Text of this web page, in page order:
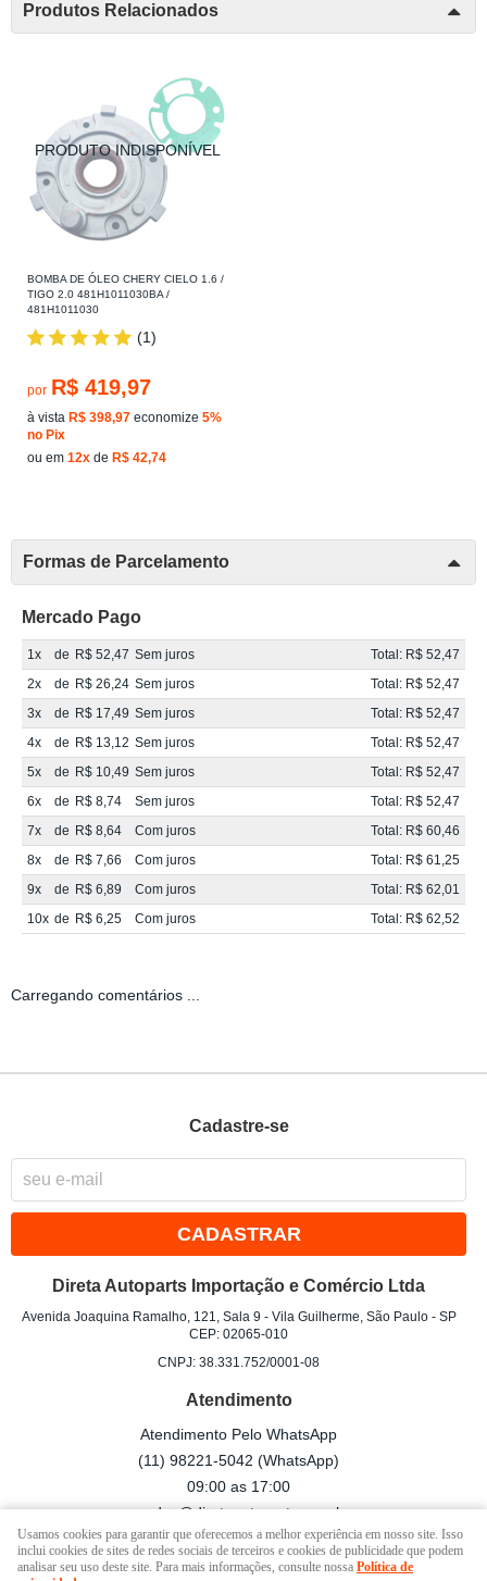
Produtos Relacionados
BOMBA DE ÓLEO CHERY CIELO 1.6 /
TIGO 2.0 481H1011030BA /
481H1011030
(1)
por R$ 419,97
à vista R$ 398,97 economize 5%
no Pix
ou em 12x de R$ 42,74
Formas de Parcelamento
Mercado Pago
1x de R$ 52,47 Sem juros
Total: R$ 52,47
2x
de R$ 26,24 Sem juros
Total: R$ 52,47
3x
de R$ 17,49 Sem juros
Total: R$ 52,47
4x
de R$ 13,12 Sem juros
Total: R$ 52,47
5x
de R$ 10,49 Sem juros
Total: R$ 52,47
6x
de R$ 8,74 Sem juros
Total: R$ 52,47
7x
de R$ 8,64 Com juros
Total: R$ 60,46
8x
de R$ 7,66 Com juros
Total: R$ 61,25
9x
de R$ 6,89 Com juros
Total: R$ 62,01
10x de R$ 6,25 Com juros Total: R$ 62,52
Carregando comentários ...
Cadastre-se
CADASTRAR
Direta Autoparts Importação e Comércio Ltda
Avenida Joaquina Ramalho, 121, Sala 9 - Vila Guilherme, São Paulo- SP
CEP: 02065-010
CNPJ: 38.331.752/0001-08
Atendimento
Atendimento Pelo WhatsApp
(11) 98221-5042(WhatsApp)
09:00 as 17:00
vendas@diretaautoparts.com.br
LOJA VIRTUAL CRIADA POR
Usamos cookies para garantir que oferecemos a melhor experiência em nosso site. Isso
inclui cookies de sites de redes sociais de terceiros e cookies de publicidade que podem
analisar seu uso deste site. Para mais informações, consulte nossa Política de